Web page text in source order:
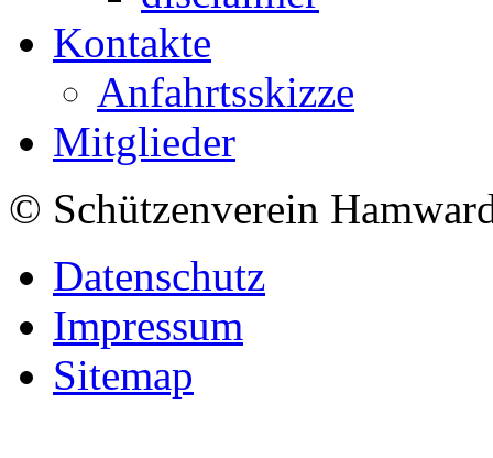
Kontakte
Anfahrtsskizze
Mitglieder
© Schützenverein
Datenschutz
Impressum
Sitemap